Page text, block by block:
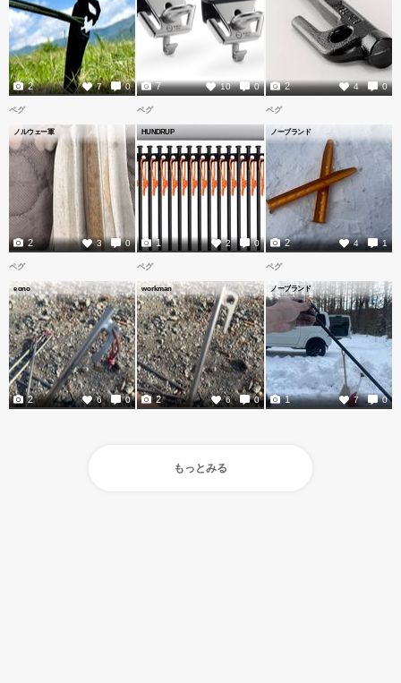
7 0
2 10 0
7 4 0
2
ペグ
ノルウェー軍
3 0
2
ペグ
HUNDRUP
2 0
1
ペグ
ノーブランド
4 1
2
ペグ
eono
6 0
2
ペグ
workman
6 0
2
ペグ
ノーブランド
7 0
1
もっとみる